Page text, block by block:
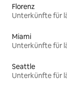
Florenz
Miami
Seattle